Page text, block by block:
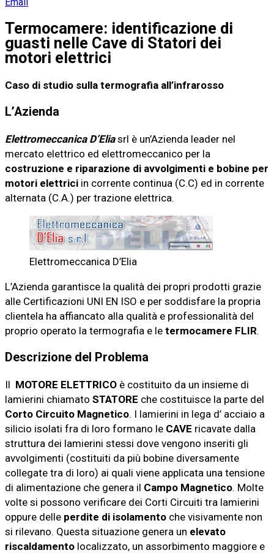
Termocamere: identificazione di
guasti nelle Cave di Statori dei
motori elettrici
Caso di studio sulla termografia all’infrarosso
L’Azienda
Elettromeccanica D’Eliasrl è un’Azienda leader nel
mercato elettrico ed elettromeccanico per la
costruzione e riparazione di avvolgimenti e bobine per
motori elettrici in corrente continua (C.C) ed in corrente
alternata (C.A.) per trazione elettrica.
Elettromeccanica D’Elia
L’Azienda garantisce la qualità dei propri prodotti grazie
alle Certificazioni UNI EN ISO e per soddisfare la propria
clientela ha affiancato alla qualità e professionalità del
proprio operato la termografia e le termocamere FLIR.
Descrizione del Problema
Il MOTORE ELETTRICO è costituito da un insieme di
lamierini chiamato STATORE che costituisce la parte del
Corto Circuito Magnetico. I lamierini in lega d’ acciaio a
silicio isolati fra di loro formano le CAVE ricavate dalla
struttura dei lamierini stessi dove vengono inseriti gli
avvolgimenti (costituiti da più bobine diversamente
collegate tra di loro) ai quali viene applicata una tensione
di alimentazione che genera il Campo Magnetico. Molte
volte si possono verificare dei Corti Circuiti tra lamierini
oppure delle perdite di isolamento che visivamente non
si rilevano. Questa situazione genera un elevato
riscaldamento localizzato, un assorbimento maggiore e